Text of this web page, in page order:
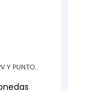
Y PUNTO